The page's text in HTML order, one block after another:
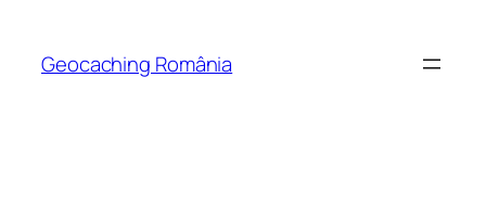
content
Geocaching România